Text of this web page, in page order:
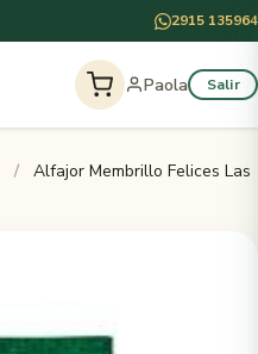
2915 135964
Paola Salir
/
Alfajor Membrillo Felices Las